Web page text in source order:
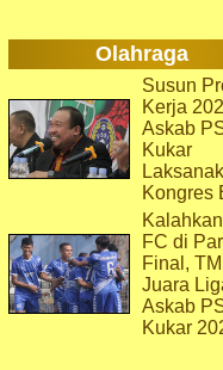
Olahraga
Susun
Kerja
Askab
Kukar
Kongres
FC di
Final,
Juara
Askab
Kukar